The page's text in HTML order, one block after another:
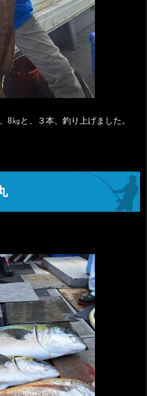
8㎏と、３本、釣り上げました。